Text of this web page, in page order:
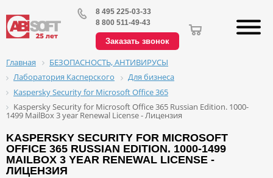
8 495 225-03-33
8 800 511-49-43
Заказать звонок
Главная
БЕЗОПАСНОСТЬ, АНТИВИРУСЫ
Лаборатория Касперского
Для бизнеса
Kaspersky Security for Microsoft Office 365
Kaspersky Security for Microsoft Office 365 Russian Edition. 1000-
1499 MailBox 3 year Renewal License - Лицензия
KASPERSKY SECURITY FOR MICROSOFT
OFFICE 365 RUSSIAN EDITION. 1000-1499
MAILBOX 3 YEAR RENEWAL LICENSE -
ЛИЦЕНЗИЯ